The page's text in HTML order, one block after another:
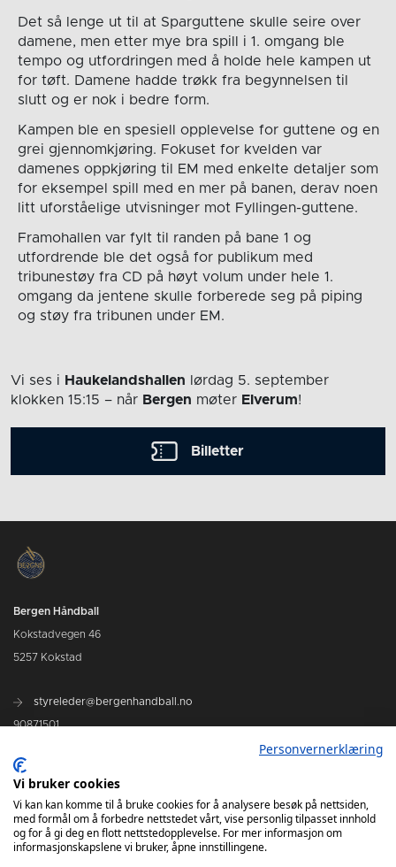
Det så lenge ut til at Sparguttene skulle seire over
damene, men etter mye bra spill i 1. omgang ble
tempo og utfordringen med å holde hele kampen ut
for tøft. Damene hadde trøkk fra begynnelsen til
slutt og er nok i bedre form.
Kampen ble en spesiell opplevelse for guttene og en
grei gjennomkjøring. Fokuset for kvelden var
damenes oppkjøring til EM med enkelte detaljer som
for eksempel spill med en mer på banen, derav noen
litt uforståelige utvisninger mot Fyllingen-guttene.
Framohallen var fylt til randen på bane 1 og
utfordrende ble det også for publikum med
tribunestøy fra CD på høyt volum under hele 1.
omgang da jentene skulle forberede seg på piping
og støy fra tribunen under EM.
Vi ses i Haukelandshallen lørdag 5. september
klokken 15:15 – når Bergen møter Elverum!
Billetter
Bergen Håndball
Kokstadvegen 46
5257 Kokstad
styreleder@bergenhandball.no
90871501
Kamper Bergen Håndball
Personvernerklæring
Vi bruker cookies
Vi kan kan komme til å bruke cookies for å analysere besøk på nettsiden,
med formål om å forbedre nettstedet vårt, vise personlig tilpasset innhold
og for å gi deg en flott nettstedopplevelse. For mer informasjon om
informasjonskapslene vi bruker, åpne innstillingene.